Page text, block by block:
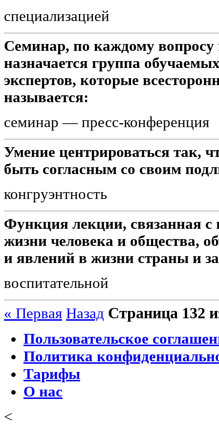
специализацией
Семинар, по каждому вопросу
назначается группа
экспертов, которые
называется:
семинар — пресс-конференция
Умение центрироваться так,
быть согласным со своим
конгруэнтность
Функция лекции, связанная
жизни человека и общества,
и явлений в жизни страны и
воспитательной
« Первая Назад Страница 132
Пользовательское
Политика
Тарифы
О нас
<